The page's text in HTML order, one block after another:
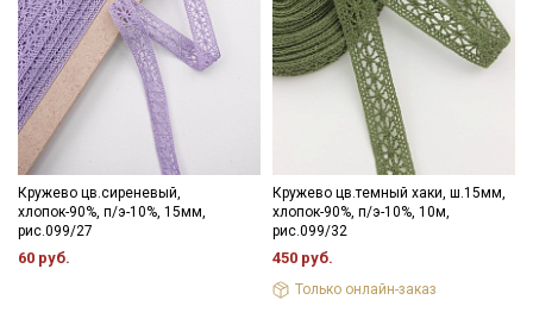
Кружево цв.сиреневый,
хлопок-90%, п/э-10%, 15мм,
рис.099/27
60 руб.
Кружево цв.темный хаки, ш.15мм,
хлопок-90%, п/э-10%, 10м,
рис.099/32
450 руб.
Только онлайн-заказ
Секретная рассылка от Купава
Мы публикуем здесь дополнительные
промокоды и скидки до 30% на узкие
категории тканей
Электронная почта